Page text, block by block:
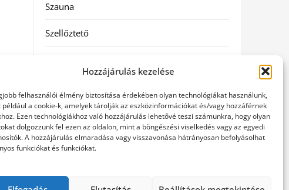
Hozzájárulás kezelése
felhasználói élmény biztosítása érdekében olyan technológiákat használunk,
például a cookie-k, amelyek tárolják az eszközinformációkat és/vagy hozzáférnek
Ezen technológiákhoz való hozzájárulás lehetővé teszi számunkra, hogy olyan
dolgozzunk fel ezen az oldalon, mint a böngészési viselkedés vagy az egyedi
A hozzájárulás elmaradása vagy visszavonása hátrányosan befolyásolhat
funkciókat és funkciókat.
Szauna
Szellőztető
Utazás
Vásárlás